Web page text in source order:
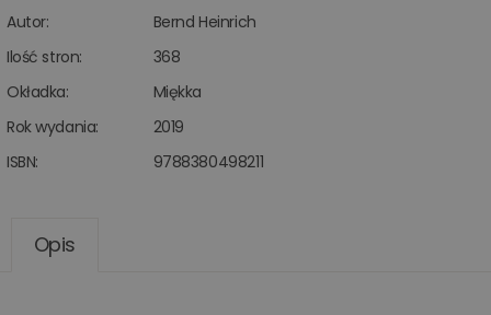
Autor:
Bernd Heinrich
Ilość stron:
368
Okładka:
Miękka
Rok wydania:
2019
ISBN:
9788380498211
Opis